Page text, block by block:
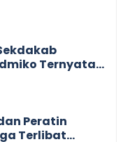
Status TKD di
Ternyata
Gemilang
Peratin
Terlibat